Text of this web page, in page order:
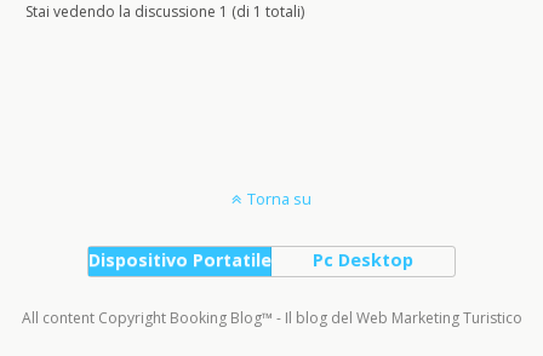
Stai vedendo la discussione 1 (di 1 totali)
Torna su
Dispositivo Portatile Pc Desktop
All content Copyright Booking Blog™ - Il blog del Web Marketing Turistico